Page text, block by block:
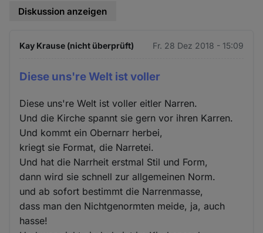
Diskussion anzeigen
Kay Krause (nicht überprüft) Fr. 28 Dez 2018 - 15:09
Diese uns're Welt ist voller
Diese uns're Welt ist voller eitler Narren.
Und die Kirche spannt sie gern vor ihren Karren.
Und kommt ein Obernarr herbei,
kriegt sie Format, die Narretei.
Und hat die Narrheit erstmal Stil und Form,
dann wird sie schnell zur allgemeinen Norm.
und ab sofort bestimmt die Narrenmasse,
dass man den Nichtgenormten meide, ja, auch
hasse!
und